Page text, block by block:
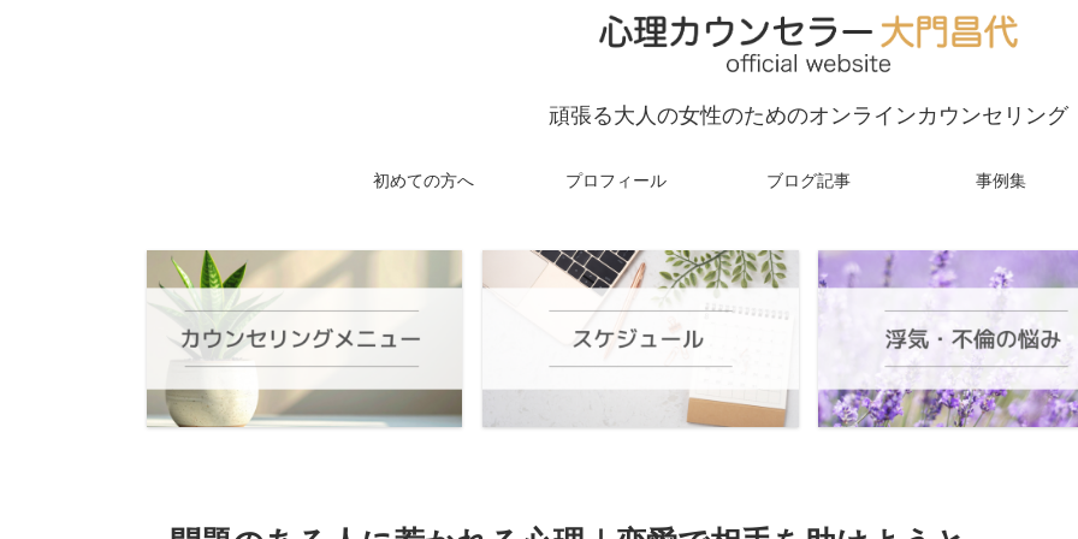
頑張る大人の女性のためのオンラインカウンセリング
初めての方へ プロフィール ブログ記事 事例集